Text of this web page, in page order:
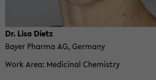
Dr. Lisa Dietz
Bayer Pharma AG, Ger­many
Work Area Med­i­c­i­nal Chem­istry